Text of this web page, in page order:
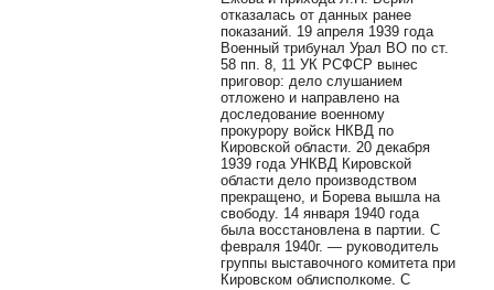
отказалась от данных ранее
показаний. 19 апреля 1939 года
Военный трибунал Урал ВО по ст.
58 пп. 8, 11 УК РСФСР вынес
приговор: дело слушанием
отложено и направлено на
доследование военному
прокурору войск НКВД по
Кировской области. 20 декабря
1939 года УНКВД Кировской
области дело производством
прекращено, и Борева вышла на
свободу. 14 января 1940 года
была восстановлена в партии. С
февраля 1940г. — руководитель
группы выставочного комитета при
Кировском облисполкоме. С